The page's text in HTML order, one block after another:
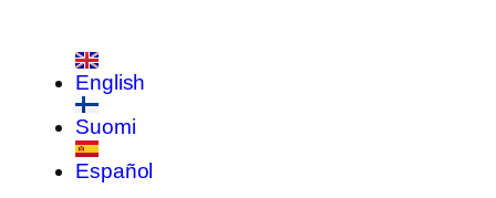
English
Suomi
Español